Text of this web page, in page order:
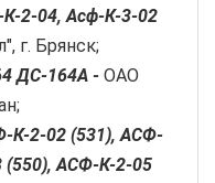
2-04, Асф-К-3-02
г. Брянск;
ДС-164А - ОАО
К-2-02 (531), АСФ-
(550), АСФ-К-2-05